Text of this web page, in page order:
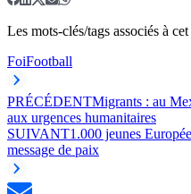
Les mots-clés/tags associés à
FoiFootball
PRÉCÉDENTMigrants : au
aux urgences humanitaires
SUIVANT1.000 jeunes
message de paix